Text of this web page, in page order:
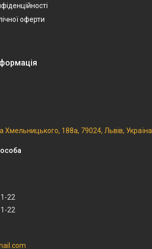
оферти
Хмельницького, 188а, 79024, Львів, Україна
22
22